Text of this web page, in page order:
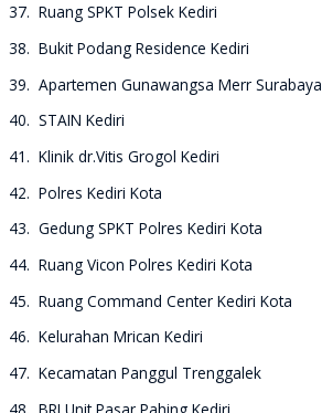
37. Ruang SPKT Polsek Kediri
38. Bukit Podang Residence Kediri
39. Apartemen Gunawangsa Merr Surabaya
40. STAIN Kediri
41. Klinik dr.Vitis Grogol Kediri
42. Polres Kediri Kota
43. Gedung SPKT Polres Kediri Kota
44. Ruang Vicon Polres Kediri Kota
45. Ruang Command Center Kediri Kota
46. Kelurahan Mrican Kediri
47. Kecamatan Panggul Trenggalek